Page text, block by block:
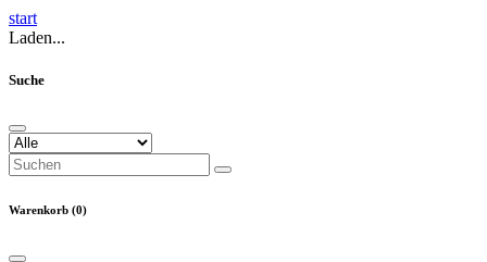
start
Laden...
Suche
Warenkorb (0)